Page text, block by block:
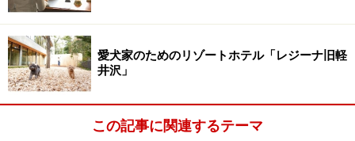
おきます。）
【最安値宣言】サンルートホテルの公式ホームページ
このようなことから、最近では公式サイト上で「最安値
愛犬家のためのリゾートホテル「レジーナ旧軽
井沢」
この記事に関連するテーマ